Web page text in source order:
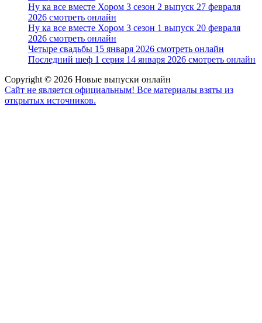
Ну ка все вместе Хором 3 сезон 2 выпуск 27 февраля
2026 смотреть онлайн
Ну ка все вместе Хором 3 сезон 1 выпуск 20 февраля
2026 смотреть онлайн
Четыре свадьбы 15 января 2026 смотреть онлайн
Последний шеф 1 серия 14 января 2026 смотреть онлайн
Copyright © 2026 Новые выпуски онлайн
Сайт не является официальным! Все материалы взяты из
открытых источников.